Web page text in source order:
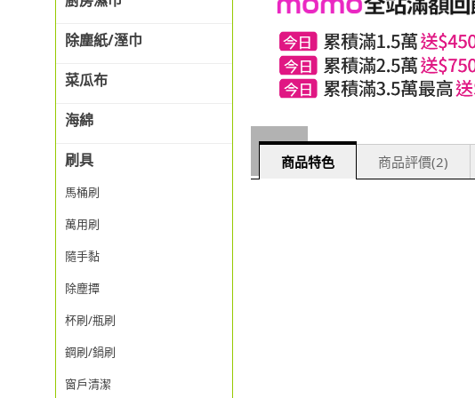
除塵紙/溼巾
菜瓜布
海綿
刷具
馬桶刷
萬用刷
隨手黏
除塵撢
杯刷/瓶刷
鋼刷/鍋刷
窗戶清潔
商品特色 商品評價(2)